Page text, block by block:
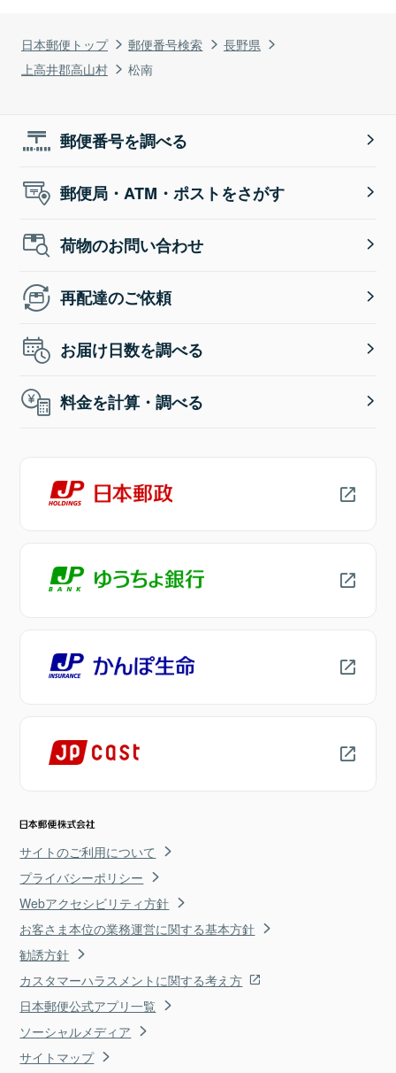
日本郵便トップ 郵便番号検索
長野県
上高井郡高山村
松南
郵便番号を調べる
郵便局・ATM・ポストをさがす
荷物のお問い合わせ
再配達のご依頼
お届け日数を調べる
料金を計算・調べる
サイトのご利用について
プライバシーポリシー
Webアクセシビリティ方針
お客さま本位の業務運営に関する基本方針
勧誘方針
カスタマーハラスメントに関する考え方
日本郵便公式アプリ一覧
ソーシャルメディア
サイトマップ